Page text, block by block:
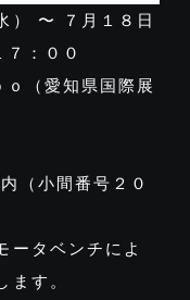
） 〜 ７月１８日
：００
（愛知県国際展
（小間番号２０
ータベンチによ
ます。